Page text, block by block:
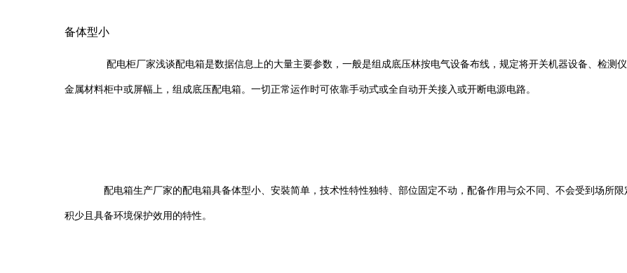
备体型小
配电柜厂家浅谈配电箱是数据信息上的大量主要参数，一般是组成底压林按电气设备布线，规定将开关机器设备、检测仪
金属材料柜中或屏幅上，组成底压配电箱。一切正常运作时可依靠手动式或全自动开关接入或开断电源电路。
配电箱生产厂家的配电箱具备体型小、安裝简单，技术性特性独特、部位固定不动，配备作用与众不同、不会受到场所限
积少且具备环境保护效用的特性。